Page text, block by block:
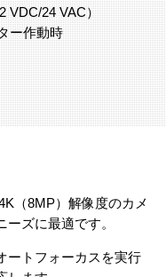
VDC/24 VAC）
ー作動時
（8MP）解像度のカメ
ズに最適です。
ートフォーカスを実行